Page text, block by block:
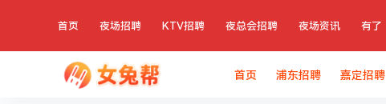
首页 夜场招聘 KTV招聘 夜总会招聘 夜场资讯 有了
首页 浦东招聘 嘉定招聘